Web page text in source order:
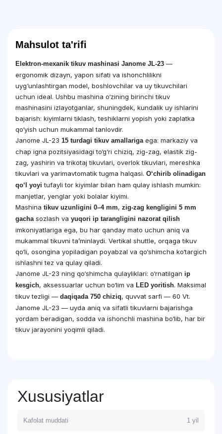
Mahsulot ta'rifi
Elektron-mexanik tikuv mashinasi Janome JL-23 —
ergonomik dizayn, yapon sifati va ishonchlilikni
uyg‘unlashtirgan model, boshlovchilar va uy tikuvchilari
uchun ideal. Ushbu mashina o‘zining birinchi tikuv
mashinasini izlayotganlar, shuningdek, kundalik uy ishlarini
bajarish: kiyimlarni tiklash, teshiklarni yopish yoki zaplatka
qo‘yish uchun mukammal tanlovdir.
Janome JL-23 15 turdagi tikuv amallariga ega: markaziy va
chap igna pozitsiyasidagi to‘g‘ri chiziq, zig-zag, elastik zig-
zag, yashirin va trikotaj tikuvlari, overlok tikuvlari, mereshka
tikuvlari va yarimavtomatik tugma halqasi. O‘chirib olinadigan
qo‘l yoyi tufayli tor kiyimlar bilan ham qulay ishlash mumkin:
manjetlar, yenglar yoki bolalar kiyimi.
Mashina tikuv uzunligini 0–4 mm, zig-zag kengligini 5 mm
gacha sozlash va yuqori ip tarangligini nazorat qilish
imkoniyatlariga ega, bu har qanday mato uchun aniq va
mukammal tikuvni ta’minlaydi. Vertikal shuttle, orqaga tikuv
qo‘li, osongina yopiladigan poyabzal va qo‘shimcha ko‘targich
ishlashni tez va qulay qiladi.
Janome JL-23 ning qo‘shimcha qulayliklari: o‘rnatilgan ip
kesgich, aksessuarlar uchun bo‘lim va LED yoritish. Maksimal
tikuv tezligi — daqiqada 750 chiziq, quvvat sarfi — 60 Vt.
Janome JL-23 — uyda aniq va sifatli tikuvlarni bajarishga
yordam beradigan, sodda va ishonchli mashina bo‘lib, har bir
tikuv jarayonini yoqimli qiladi.
Xususiyatlar
Kafolat muddati 1 yil